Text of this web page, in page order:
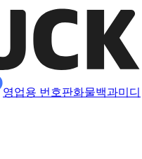
영업용 번호판화물백과미디